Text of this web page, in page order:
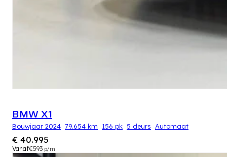
BMW X1
Bouwjaar 2024 79.654 km 156 pk 5 deurs Automaat
€ 40.995
Vanaf€593 p/m